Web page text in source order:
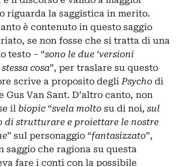
riguarda la saggistica in merito.
è contenuto in questo saggio
se non fosse che si tratta di una
testo – “sono le due ‘versioni
cosa”, per traslare su questo
scrive a proposito degliPsycho di
Van Sant. D’altro canto, non
il biopic “svela molto su di noi, sul
di strutturare e proiettare le nostre
” sul personaggio “fantasizzato”,
che ragiona su questa
fare i conti con la possibile